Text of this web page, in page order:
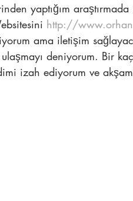
yaptığım
http://
ama iletişim
deniyorum. Bir
izah ediyorum ve